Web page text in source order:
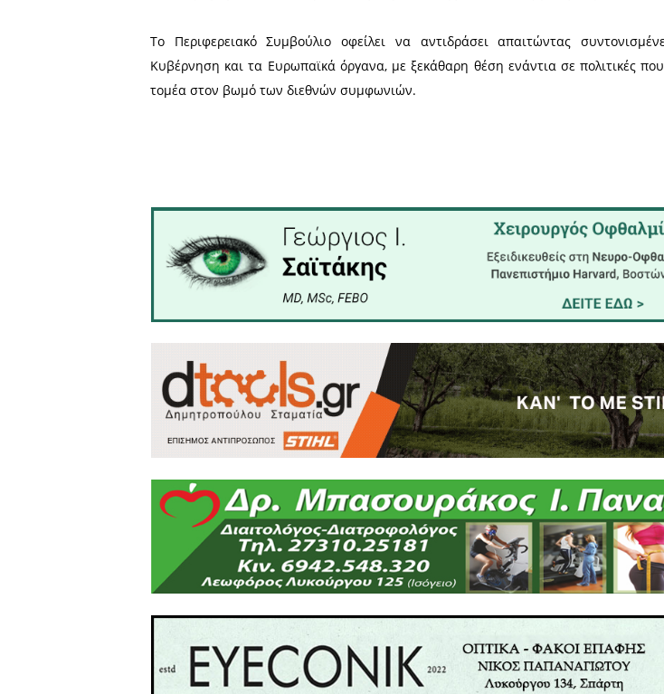
Είναι δεδομένο ότι το χαμηλό κόστος παραγωγής αλλά και
Τυνησία, θα οδηγήσουν σε μειονεκτική θέση τον
Οι ελαιοπαραγωγοί της Πελοποννήσου βιώνουν μία
δεκαετιών:
• Mε μειωμένη παραγωγή και ποιότητα.
• Mε καταστροφές από το γλοιοσπόριο.
• Mε μια παταγωδώς αποτυχημένη δακοκτονία.
• Mε υψηλά κόστη παραγωγής που καθιστούν την
Μέσα σε αυτές τις συνθήκες, η αύξηση των
οδηγήσει αναπόφευκτα σε πίεση των τιμών προς τα κάτω,
των παραγωγών και υπονομεύοντας το μέλλον της
Το Περιφερειακό Συμβούλιο οφείλει να αντιδράσει
Κυβέρνηση και τα Ευρωπαϊκά όργανα, με ξεκάθαρη θέση
τομέα στον βωμό των διεθνών συμφωνιών.